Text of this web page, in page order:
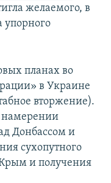
желаемого, в
упорного
планах во
в Украине
вторжение).
намерении
Донбассом и
сухопутного
и получения